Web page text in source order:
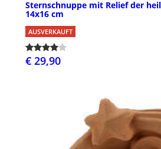
Sternschnuppe mit Relief der
14x16 cm
AUSVERKAUFT
€ 29,90